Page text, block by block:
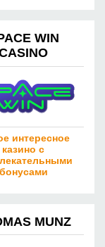
WIN
интересное
казино с
бонусами
MUNZ